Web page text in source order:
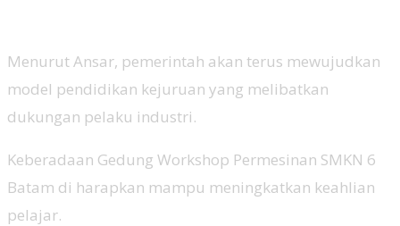
Menurut Ansar, pemerintah akan terus mewujudkan
model pendidikan kejuruan yang melibatkan
dukungan pelaku industri.
Keberadaan Gedung Workshop Permesinan SMKN 6
Batam di harapkan mampu meningkatkan keahlian
pelajar.